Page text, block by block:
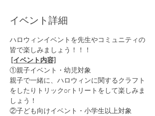
イベント詳細
ハロウィンイベントを先生やコミュニティの
皆で楽しみましょう！！！
[イベント内容]
①親子イベント・幼児対象
親子で一緒に、ハロウィンに関するクラフト
をしたりトリックorトリートをして楽しみま
しょう！
②子ども向けイベント・小学生以上対象